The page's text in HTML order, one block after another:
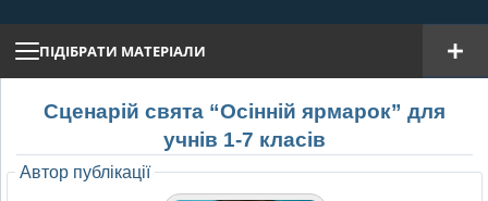
ПІДІБРАТИ МАТЕРІАЛИ
Сценарій свята “Осінній ярмарок” для
учнів 1-7 класів
Автор публікації